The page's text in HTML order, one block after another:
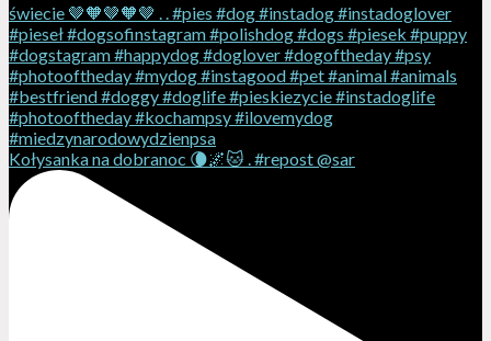
Kołysanka na dobranoc 🌘🌌🐱 . #repost @sar